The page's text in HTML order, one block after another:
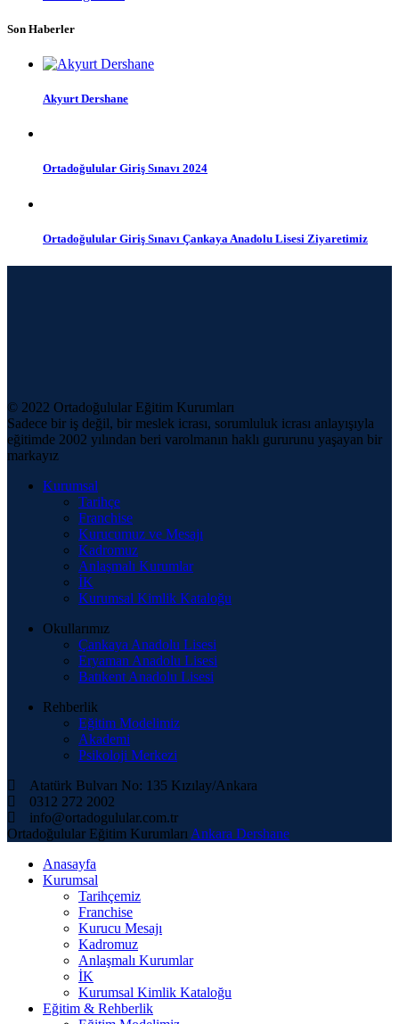
Son Haberler
Akyurt Dershane
Ortadoğulular Giriş Sınavı 2024
Ortadoğulular Giriş Sınavı Çankaya Anadolu Lisesi Ziyaretimiz
© 2022 Ortadoğulular Eğitim Kurumları
Sadece bir iş değil, bir meslek icrası, sorumluluk icrası anlayışıyla
eğitimde 2002 yılından beri varolmanın haklı gururunu yaşayan bir
markayız
Kurumsal
Tarihçe
Franchise
Kurucumuz ve Mesajı
Kadromuz
Anlaşmalı Kurumlar
İK
Kurumsal Kimlik Kataloğu
Okullarımız
Çankaya Anadolu Lisesi
Eryaman Anadolu Lisesi
Batıkent Anadolu Lisesi
Rehberlik
Eğitim Modelimiz
Akademi
Psikoloji Merkezi
Atatürk Bulvarı No: 135 Kızılay/Ankara
0312 272 2002
info@ortadogulular.com.tr
Ortadoğulular Eğitim Kurumları Ankara Dershane
Anasayfa
Kurumsal
Tarihçemiz
Franchise
Kurucu Mesajı
Kadromuz
Anlaşmalı Kurumlar
İK
Kurumsal Kimlik Kataloğu
Eğitim & Rehberlik